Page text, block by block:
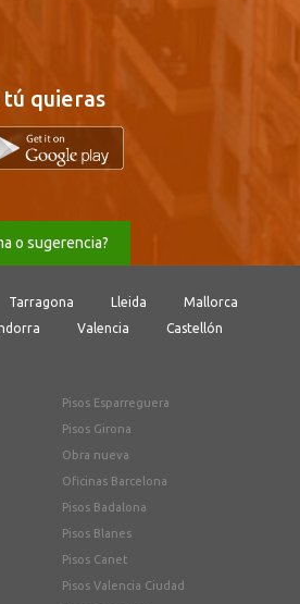
quieras
o sugerencia?
Tarragona Lleida
Mallorca
Valencia
Castellón
Pisos Esparreguera
Pisos Girona
Obra nueva
Oficinas Barcelona
Pisos Badalona
Pisos Blanes
Pisos Canet
Pisos Valencia Ciudad